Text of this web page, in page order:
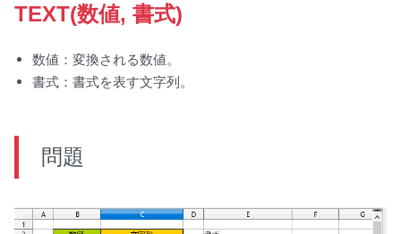
TEXT(数値, 書式)
数値：変換される数値。
書式：書式を表す文字列。
問題